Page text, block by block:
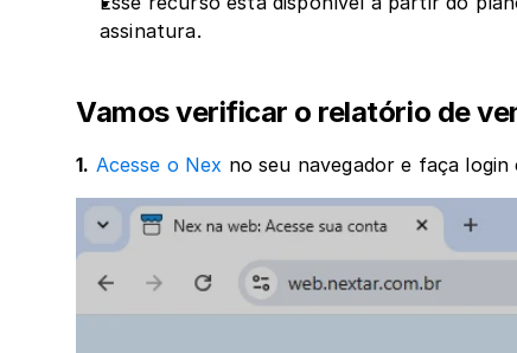
assinatura.
Vamos verificar o relatório de
1. Acesse o Nex no seu navegador e faça login